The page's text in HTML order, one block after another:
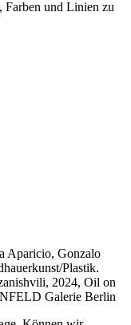
Farben und Linien zu
Aparicio, Gonzalo
Plastik.
2024, Oil on
Galerie Berlin